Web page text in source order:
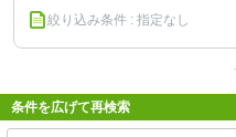
絞り込み条件 : 指定なし
条件を広げて再検索